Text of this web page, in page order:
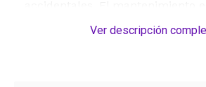
ciclo suave con agua fría y
Ver descripción